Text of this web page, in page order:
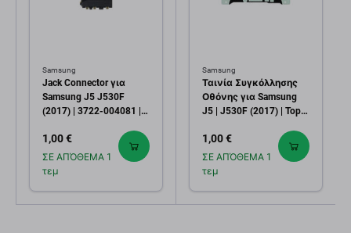
Samsung
Jack Connector για
Samsung J5 J530F
(2017) | 3722-004081 |
1,00 €
ΣΕ ΑΠΌΘΕΜΑ 1
τεμ
Samsung
Ταινία Συγκόλλησης
Οθόνης για Samsung
J5 | J530F (2017) | Top |
Service Pack
1,00 €
ΣΕ ΑΠΌΘΕΜΑ 1
τεμ